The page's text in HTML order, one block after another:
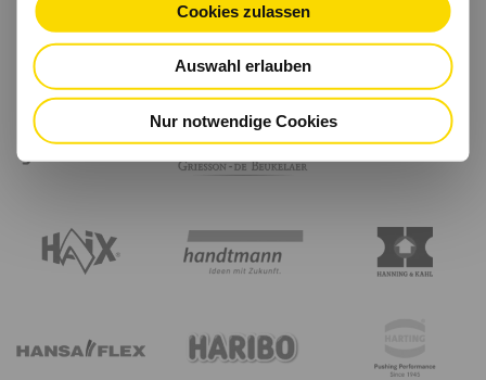
Cookies zulassen
Auswahl erlauben
Nur notwendige Cookies